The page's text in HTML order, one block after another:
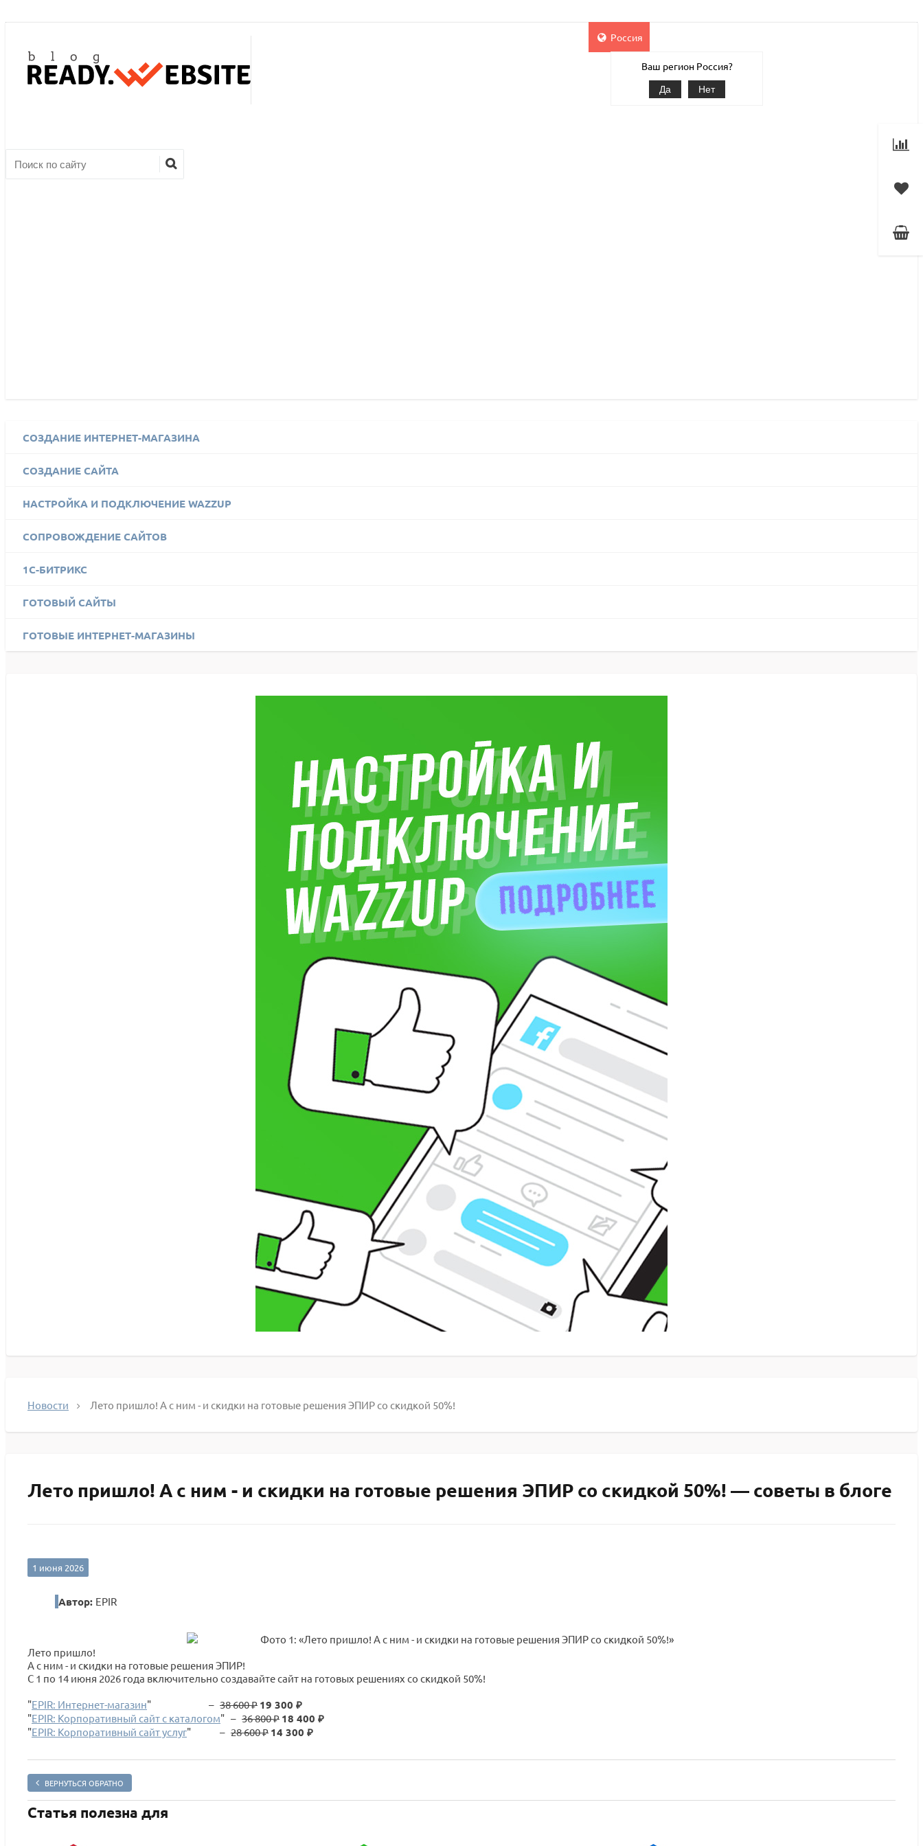
Россия
Ваш регион Россия?
Да Нет
СОЗДАНИЕ ИНТЕРНЕТ-МАГАЗИНА
СОЗДАНИЕ САЙТА
НАСТРОЙКА И ПОДКЛЮЧЕНИЕ WAZZUP
СОПРОВОЖДЕНИЕ САЙТОВ
1C-БИТРИКС
ГОТОВЫЙ САЙТЫ
ГОТОВЫЕ ИНТЕРНЕТ-МАГАЗИНЫ
Новости Лето пришло! А с ним - и скидки на готовые решения ЭПИР со скидкой 50%!
Лето пришло! А с ним - и скидки на готовые решения ЭПИР со скидкой 50%! — советы в блоге
1 июня 2026
Автор: EPIR
Лето пришло!
А с ним - и скидки на готовые решения ЭПИР!
С 1 по 14 июня 2026 года включительно создавайте сайт на готовых решениях со скидкой 50%!
"EPIR: Интернет-магазин" – 38 600 ₽ 19 300 ₽
"EPIR: Корпоративный сайт с каталогом" – 36 800 ₽ 18 400 ₽
"EPIR: Корпоративный сайт услуг" – 28 600 ₽ 14 300 ₽
ВЕРНУТЬСЯ ОБРАТНО
Статья полезна для